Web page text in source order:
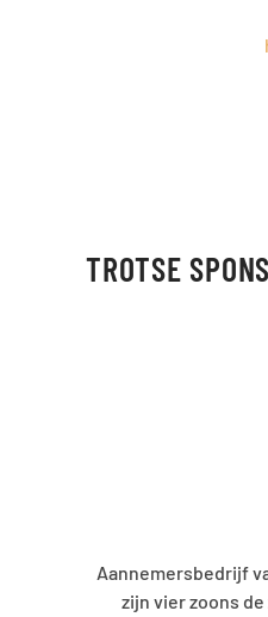
TROTSE
Aannemersbedrijf
zijn vier zoons